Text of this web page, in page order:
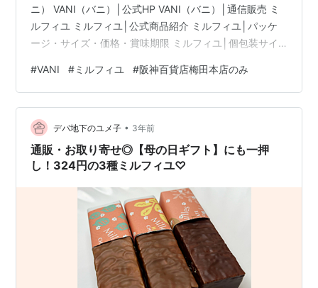
ニ） VANI（バニ）│公式HP VANI（バニ）│通信販売 ミ
ルフィユ ミルフィユ│公式商品紹介 ミルフィユ│パッケ
ージ・サイズ・価格・賞味期限 ミルフィユ│個包装サイ
カットしてみます ミルフィユ│いただきます！ VANIの他
のお菓子 VANI（バニ） 『VANI（バニ）』を運営してい
るのは『バターバトラー』や『コートクール』などを運
営する『シュクレイ』です。 『シュクレイ』が運営する
ブランドのお菓子は当ブログでもいくつか紹介し…
#VANI #ミルフィユ #阪神百貨店梅田本店のみ
デパ地下のユメ子 • 3年前
通販・お取り寄せ◎【母の日ギフト】にも一押
し！324円の3種ミルフィユ♡